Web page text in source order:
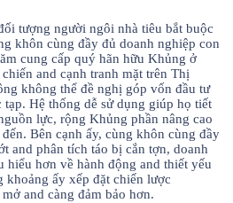
tượng người ngôi nhà tiêu bắt buộc
khôn cùng đầy đủ doanh nghiệp con
cung cấp quý hãn hữu Khủng ở
and cạnh tranh mặt trên Thị
không thể đề nghị góp vốn đầu tư
Hệ thống dễ sử dụng giúp họ tiết
lực, rộng Khủng phần nâng cao
Bên cạnh ấy, cùng khôn cùng đầy
and phân tích táo bị cắn tợn, doanh
hiểu hơn về hành động and thiết yếu
ấy xếp đặt chiến lược
and càng đảm bảo hơn.